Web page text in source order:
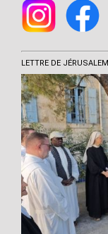
LETTRE DE JÉRUSALEM